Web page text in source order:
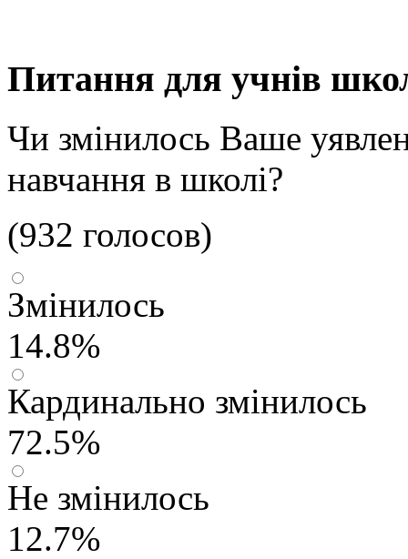
Питання для учнів
Чи змінилось Ваше
навчання в школі?
(932 голосов)
Змінилось
14.8%
Кардинально змінилось
72.5%
Не змінилось
12.7%